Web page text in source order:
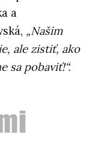
a
„Našim
ale zistiť, ako
sa pobaviť!“.